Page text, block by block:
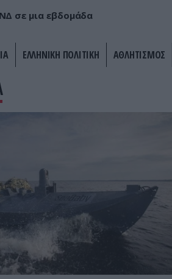
σε μια εβδομάδα
ΕΛΛΗΝΙΚΗ ΠΟΛΙΤΙΚΗ ΑΘΛΗΤΙΣΜΟΣ